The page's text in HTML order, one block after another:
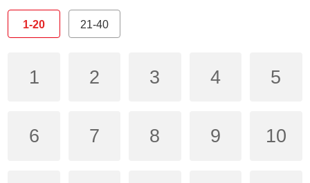
1-20 21-40
1 2 3 4 5
6 7 8 9 10